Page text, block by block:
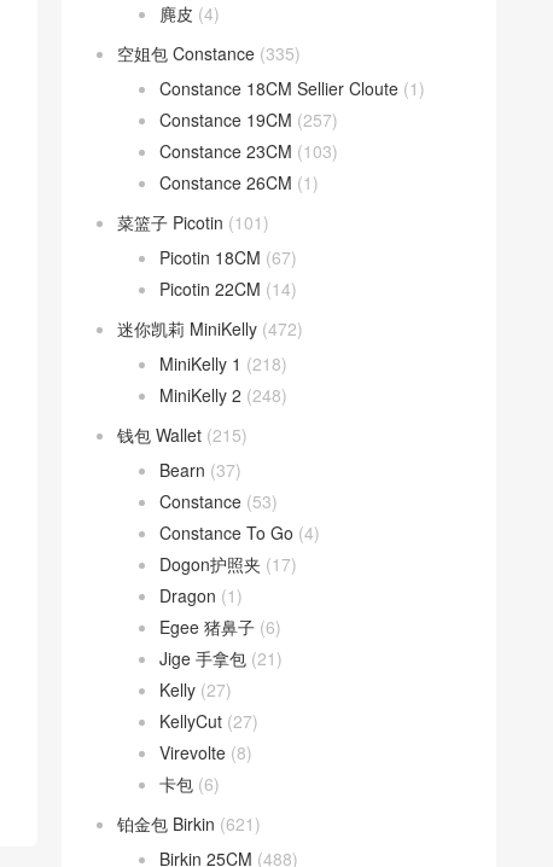
麂皮 (4)
空姐包 Constance (335)
Constance 18CM Sellier Cloute (1)
Constance 19CM (257)
Constance 23CM (103)
Constance 26CM (1)
菜篮子 Picotin (101)
Picotin 18CM (67)
Picotin 22CM (14)
迷你凯莉 MiniKelly (472)
MiniKelly 1 (218)
MiniKelly 2 (248)
钱包 Wallet (215)
Bearn (37)
Constance (53)
Constance To Go (4)
Dogon护照夹 (17)
Dragon (1)
Egee 猪鼻子 (6)
Jige 手拿包 (21)
Kelly (27)
KellyCut (27)
Virevolte (8)
卡包 (6)
铂金包 Birkin (621)
Birkin 25CM (488)